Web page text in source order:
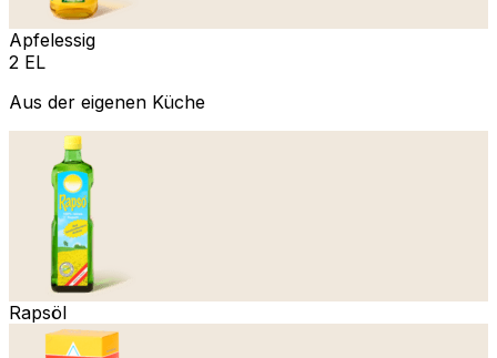
Apfelessig
2 EL
Aus der eigenen Küche
Rapsöl